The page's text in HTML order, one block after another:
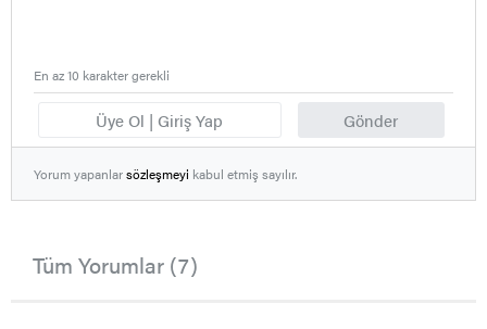
Üye Ol | Giriş Yap Gönder
En az 10 karakter gerekli
Yorum yapanlarsözleşmeyi kabul etmiş sayılır.
Tüm Yorumlar (7)